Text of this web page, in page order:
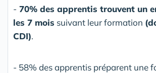
- 70% des apprentis trouvent un
les 7 mois suivant leur formation
CDI).
- 58% des apprentis préparent une